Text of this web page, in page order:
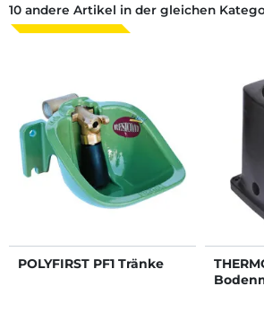
10 andere Artikel in der gleichen
POLYFIRST PF1 Tränke